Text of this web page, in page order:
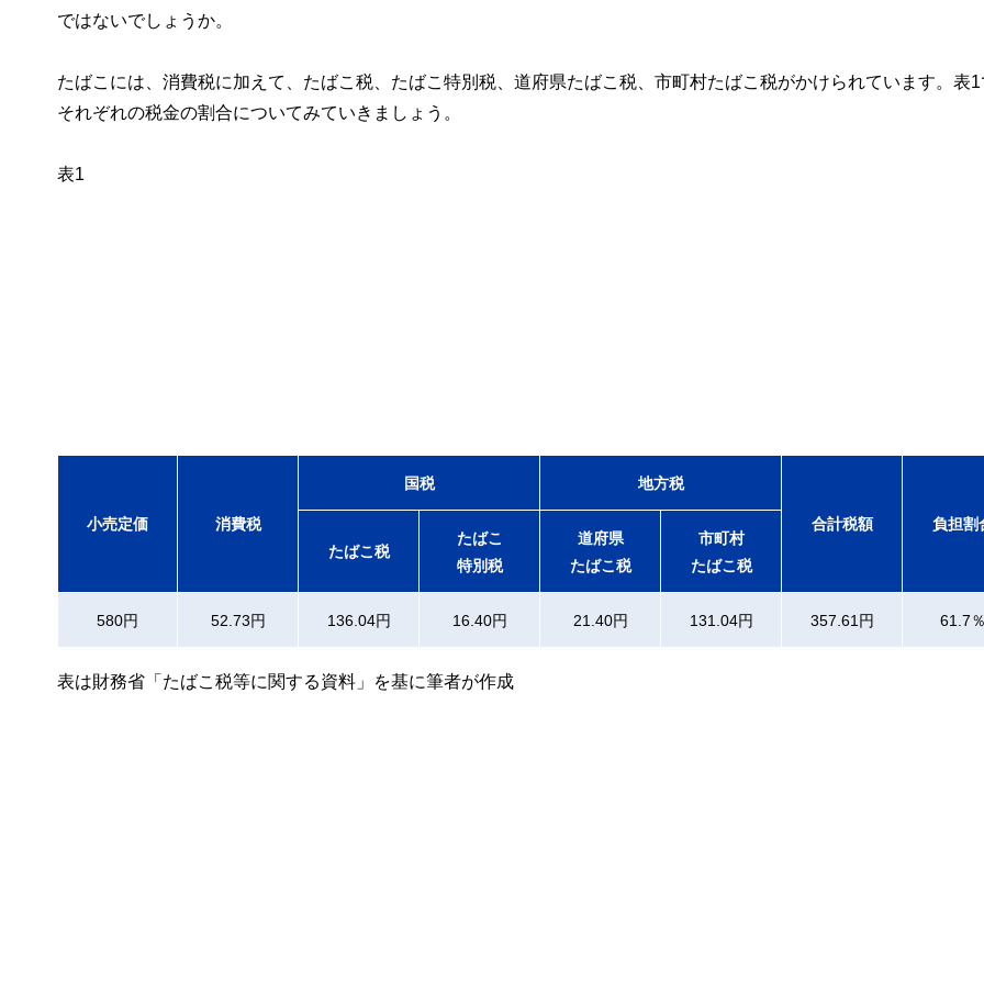
ではないでしょうか。
たばこには、消費税に加えて、たばこ税、たばこ特別税、道府県たばこ税、市町村たばこ税がかけられています。表
それぞれの税金の割合についてみていきましょう。
表1
小売定価 消費税
国税 地方税
合計税額
負担割
たばこ税
たばこ
特別税
道府県
たばこ税
市町村
たばこ税
580円 52.73円 136.04円 16.40円 21.40円 131.04円 357.61円 61.7
表は財務省「たばこ税等に関する資料」を基に筆者が作成